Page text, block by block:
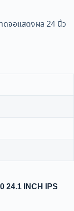
ดจอแสดงผล 24 นิ้ว
24.1 INCH IPS